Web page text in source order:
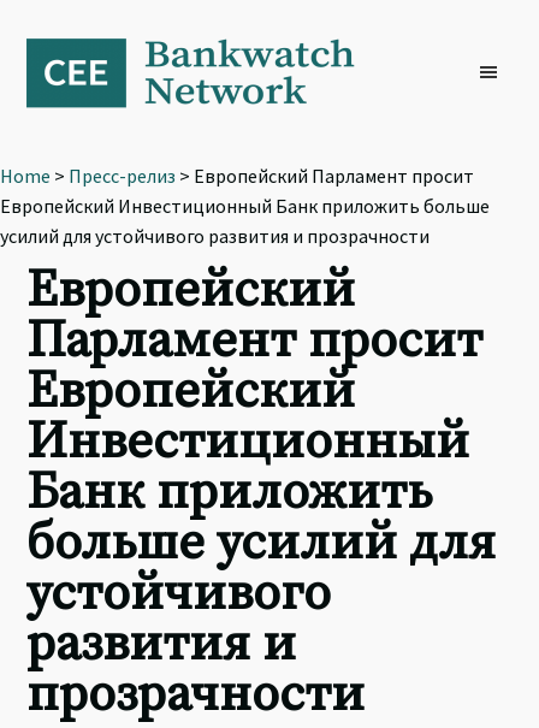
primary
navigation
content
footer
Home > Пресс-релиз > Европейский Парламент просит
Европейский Инвестиционный Банк приложить больше
усилий для устойчивого развития и прозрачности
Европейский
Парламент просит
Европейский
Инвестиционный
Банк приложить
больше усилий для
устойчивого
развития и
прозрачности